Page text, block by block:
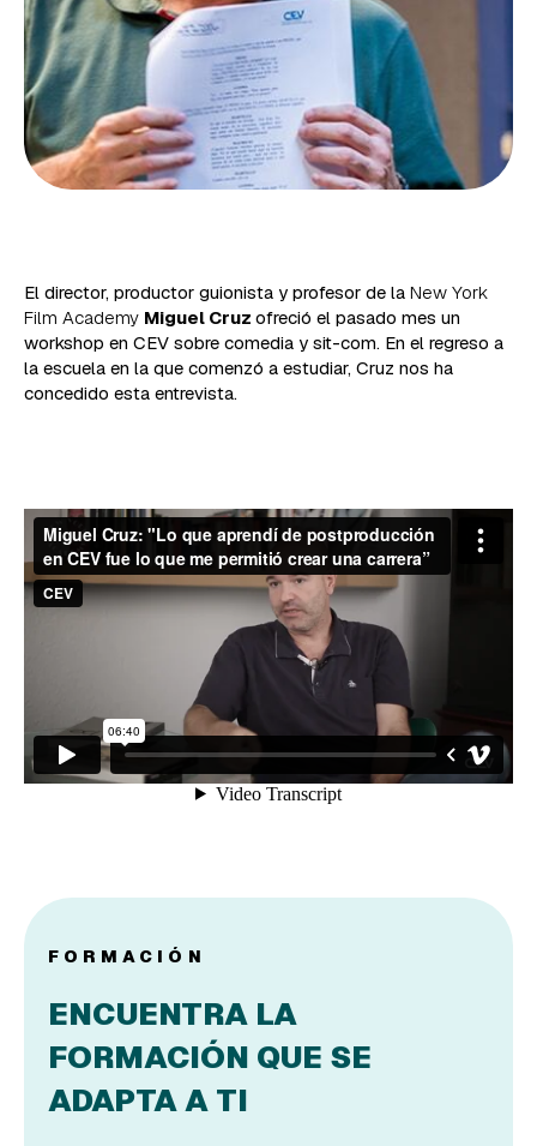
El director, productor guionista y profesor de la New York
Film Academy Miguel Cruz ofreció el pasado mes un
workshop en CEV sobre comedia y sit-com. En el regreso a
la escuela en la que comenzó a estudiar, Cruz nos ha
concedido esta entrevista.
FORMACIÓN
ENCUENTRA LA
FORMACIÓN QUE SE
ADAPTA A TI